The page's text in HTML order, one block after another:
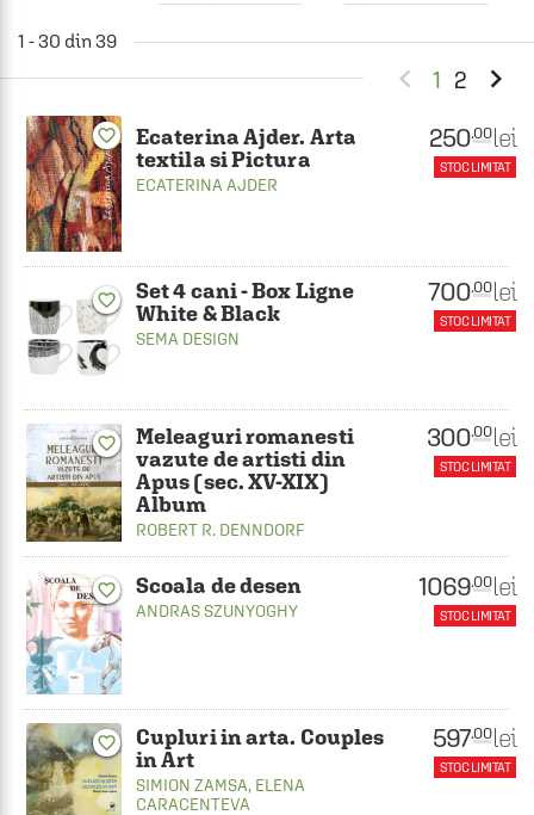
1 - 30 din 39
 1 2 
favorite_border
Ecaterina Ajder. Arta
textila si Pictura
ECATERINA AJDER
250.00 lei
STOC LIMITAT
favorite_border
Set 4 cani - Box Ligne
White & Black
SEMA DESIGN
700.00 lei
STOC LIMITAT
favorite_border
Meleaguri romanesti
vazute de artisti din
Apus (sec. XV-XIX)
Album
ROBERT R. DENNDORF
300.00 lei
STOC LIMITAT
favorite_border Scoala de desen
ANDRAS SZUNYOGHY
1069.00 lei
STOC LIMITAT
favorite_border
Cupluri in arta. Couples
in Art
SIMION ZAMSA, ELENA
CARACENTEVA
597.00 lei
STOC LIMITAT